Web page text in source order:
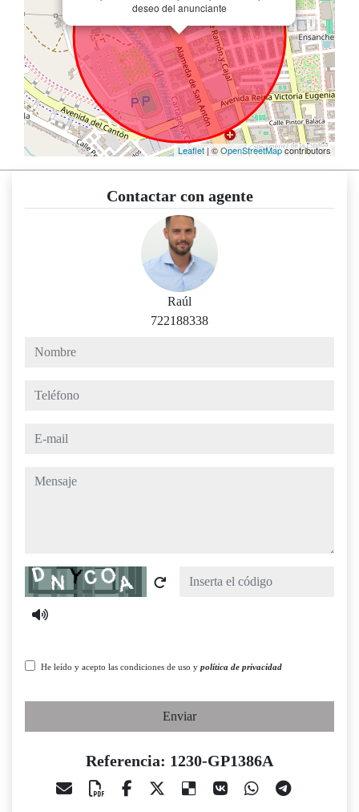
deseo del anunciante
Leaflet | ©OpenStreetMapcontributors
Contactar con agente
Raúl
722188338
nombre
teléfono
e-mail
mensaje
Captcha
He leído y acepto las condiciones de uso y política de privacidad
Enviar
Referencia: 1230-GP1386A